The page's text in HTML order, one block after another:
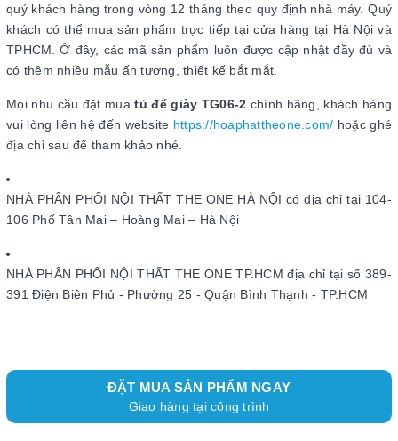
quý khách hàng trong vòng 12 tháng theo quy định nhà máy. Quý
khách có thể mua sản phẩm trực tiếp tại cửa hàng tại Hà Nội và
TPHCM. Ở đây, các mã sản phẩm luôn được cập nhật đầy đủ và
có thêm nhiều mẫu ấn tượng, thiết kế bắt mắt.
Mọi nhu cầu đặt muatủ để giày TG06-2 chính hãng, khách hàng
vui lòng liên hệ đến website https://hoaphattheone.com/ hoặc ghé
địa chỉ sau để tham khảo nhé.
NHÀ PHÂN PHỐI NỘI THẤT THE ONE HÀ NỘI có địa chỉ tại 104-
106 Phố Tân Mai – Hoàng Mai – Hà Nội
NHÀ PHÂN PHỐI NỘI THẤT THE ONE TP.HCM địa chỉ tại số 389-
391 Điện Biên Phủ - Phường 25 - Quận Bình Thạnh - TP.HCM
ĐẶT MUA SẢN PHẨM NGAY
Giao hàng tại công trình